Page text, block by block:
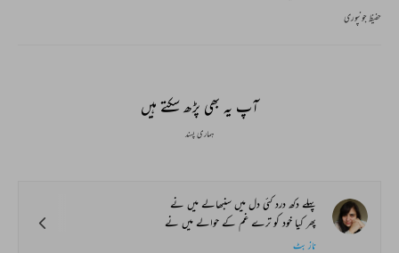
حفیظ جونپوری
آپ یہ بھی پڑھ سکتے ہیں
ہماری پسند
پہلے دکھ درد کئی دل میں سنبھالے میں نے
پھر کیا خود کو ترے غم کے حوالے میں نے
ناز بٹ